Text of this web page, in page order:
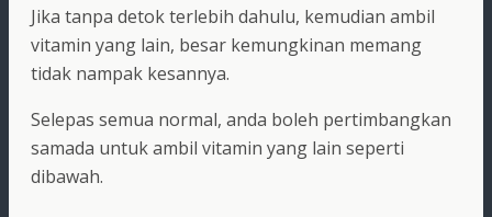
Jika tanpa detok terlebih dahulu, kemudian ambil
vitamin yang lain, besar kemungkinan memang
tidak nampak kesannya.
Selepas semua normal, anda boleh pertimbangkan
samada untuk ambil vitamin yang lain seperti
dibawah.